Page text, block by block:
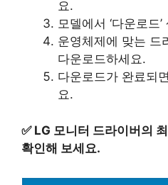
요.
모델에서 ‘다운로드
운영체제에 맞는 드
다운로드하세요.
다운로드가 완료되
요.
✅ LG 모니터 드라이버의
확인해 보세요.